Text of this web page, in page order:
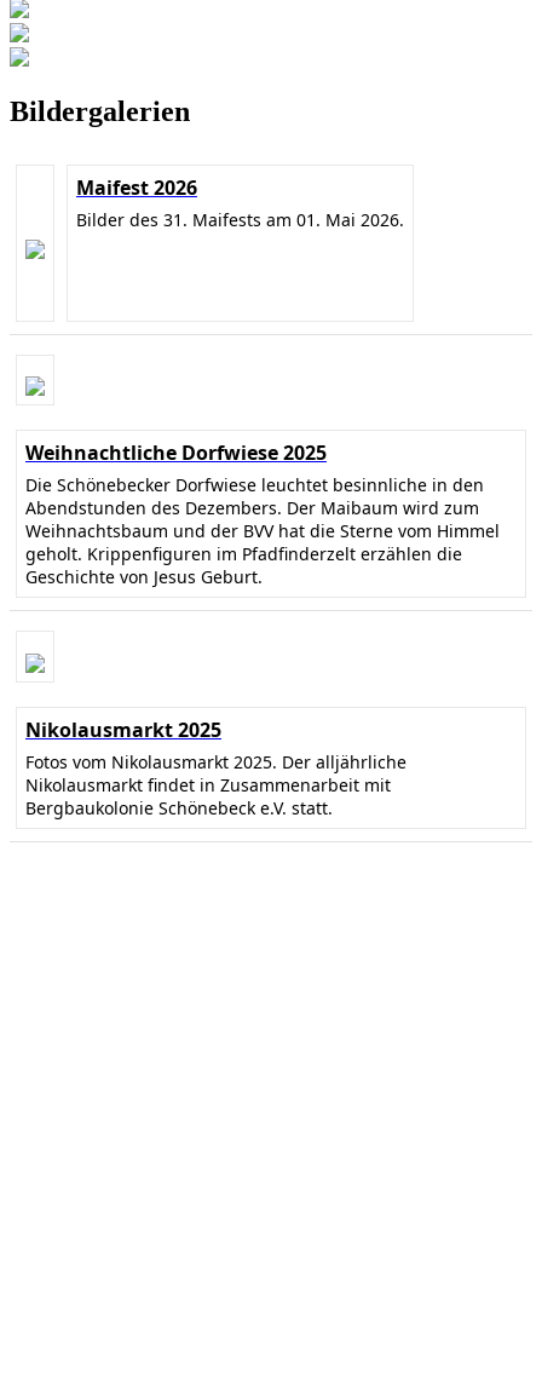
Bildergalerien
Maifest 2026
Bilder des 31. Maifests am 01. Mai 2026.
Weihnachtliche Dorfwiese 2025
Die Schönebecker Dorfwiese leuchtet besinnliche in den
Abendstunden des Dezembers. Der Maibaum wird zum
Weihnachtsbaum und der BVV hat die Sterne vom Himmel
geholt. Krippenfiguren im Pfadfinderzelt erzählen die
Geschichte von Jesus Geburt.
Nikolausmarkt 2025
Fotos vom Nikolausmarkt 2025. Der alljährliche
Nikolausmarkt findet in Zusammenarbeit mit
Bergbaukolonie Schönebeck e.V. statt.